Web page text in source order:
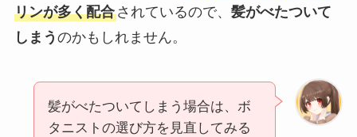
リンが多く配合されているので、 髪がべたついて
しまう のかもしれません。
髪がべたついてしまう場合は、ボ
タニストの選び方を見直してみる